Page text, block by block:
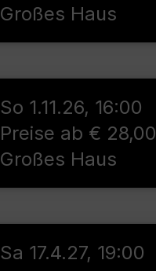
Großes Haus
So 1.11.26, 16:00
Preise ab € 28,00
Großes Haus
Sa 17.4.27, 19:00